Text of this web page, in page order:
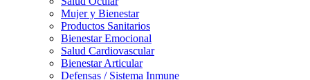
Mujer y Bienestar
Productos Sanitarios
Bienestar Emocional
Salud Cardiovascular
Bienestar Articular
Defensas / Sistema Inmune